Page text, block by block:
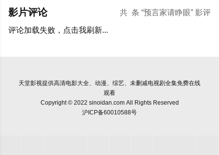
共 条 “预言家请睁眼” 影评
影片评论
评论加载失败，点击我刷新...
天堂影视提供高清电影大全、动漫、综艺、未删减电视剧全集免费在线
观看
Copyright © 2022 sinoidan.com All Rights Reserved
沪ICP备60010588号